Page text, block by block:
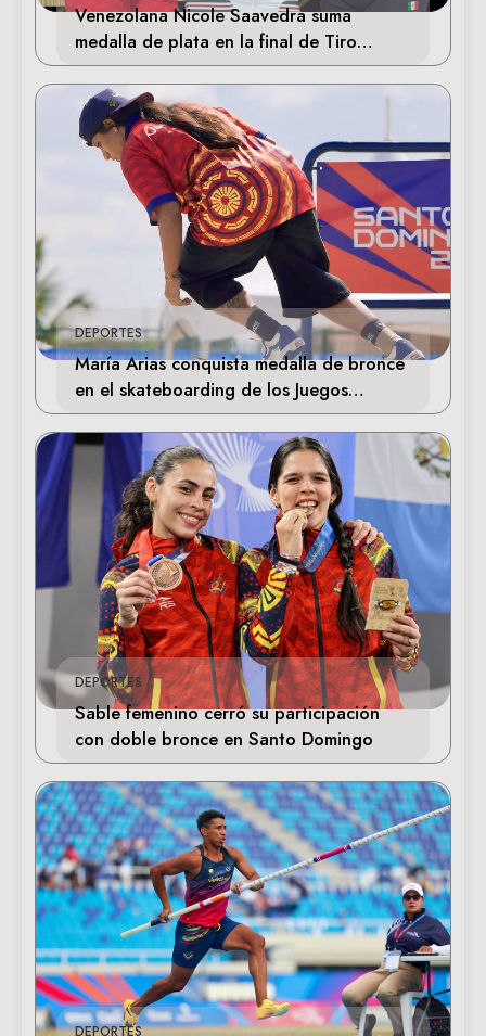
Venezolana Nicole Saavedra suma
medalla de plata en la final de Tiro
Deportivo
DEPORTES
María Arias conquista medalla de bronce
en el skateboarding de los Juegos
Centroamericanos
DEPORTES
Sable femenino cerró su participación
con doble bronce en Santo Domingo
DEPORTES